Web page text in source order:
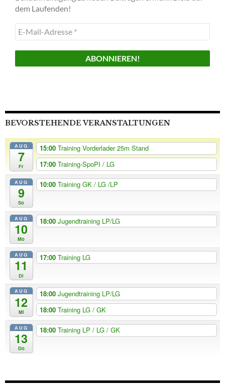
dem Laufenden!
E-
Mail-
Adresse
BEVORSTEHENDE VERANSTALTUNGEN
AUG
7
Fr
15:00 Training Vorderlader 25m Stand
17:00 Training-SpoPI / LG
AUG
9
So
10:00 Training GK / LG /LP
AUG
10
Mo
18:00 Jugendtraining LP/LG
AUG
11
Di
17:00 Training LG
AUG
12
Mi
18:00 Jugendtraining LP/LG
18:00 Training LG / GK
AUG
13
Do
18:00 Training LP / LG / GK